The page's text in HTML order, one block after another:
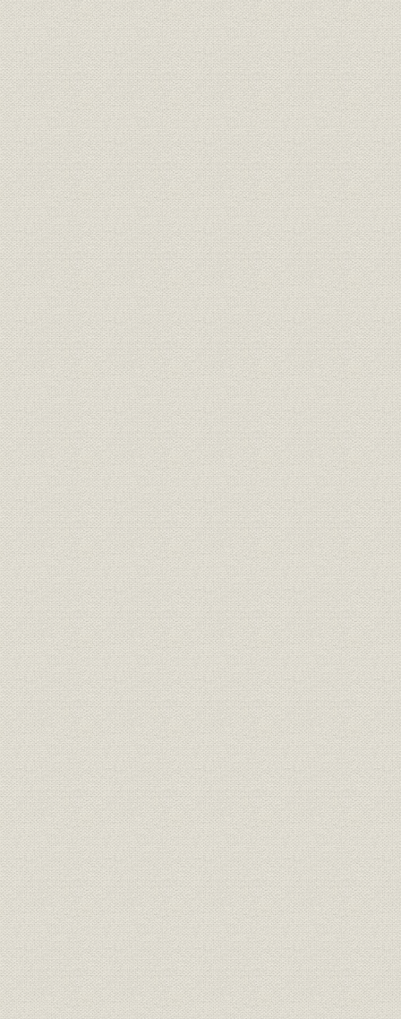
株式;金利 株式 平均利回(市場第一部) 昭和34年
株式;金利 株式 平均利回(市場第二部) 昭和36年
債券 債券 債券総括表 昭和31年~
債券;売上 債券 債券種類別売買高 昭和31年
株式
参考統計 全国証券取引所別株式
売買高
昭和24年~
株式;融資
参考統計 大阪証券金融株式会社
融資貸株状況
昭和26年~
株式;価格 株式相場表(市場第一部)
株式;価格 株式相場表(市場第二部)
債券;価格 債券相場表
索引 相場表索引